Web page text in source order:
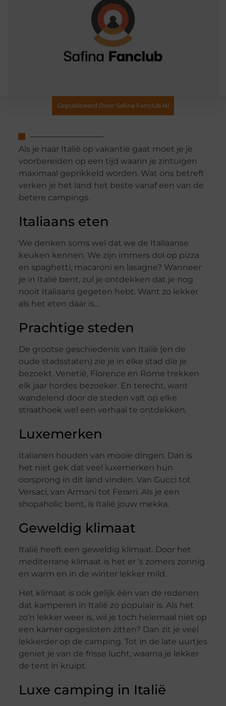
Gepubliceerd Door Safina Fanclub.nl
Als je naar Italië op vakantie gaat moet je je
voorbereiden op een tijd waarin je zintuigen
maximaal geprikkeld worden. Wat ons betreft
verken je het land het beste vanaf een van de
betere campings.
Italiaans eten
We denken soms wel dat we de Italiaanse
keuken kennen. We zijn immers dol op pizza
en spaghetti, macaroni en lasagne? Wanneer
je in Italië bent, zul je ontdekken dat je nog
nooit Italiaans gegeten hebt. Want zo lekker
als het eten dáár is…
Prachtige steden
De grootse geschiedenis van Italië (en de
oude stadsstaten) zie je in elke stad die je
bezoekt. Venetië, Florence en Rome trekken
elk jaar hordes bezoeker. En terecht, want
wandelend door de steden valt op elke
straathoek wel een verhaal te ontdekken.
Luxemerken
Italianen houden van mooie dingen. Dan is
het niet gek dat veel luxemerken hun
oorsprong in dit land vinden. Van Gucci tot
Versaci, van Armani tot Ferarri. Als je een
shopaholic bent, is Italië jouw mekka.
Geweldig klimaat
Italië heeft een geweldig klimaat. Door het
mediterrane klimaat is het er ’s zomers zonnig
en warm en in de winter lekker mild.
Het klimaat is ook gelijk één van de redenen
dat kamperen in Italië zo populair is. Als het
zo’n lekker weer is, wil je toch helemaal niet op
een kamer opgesloten zitten? Dan zit je veel
lekkerder op de camping. Tot in de late uurtjes
geniet je van de frisse lucht, waarna je lekker
de tent in kruipt.
Luxe camping in Italië